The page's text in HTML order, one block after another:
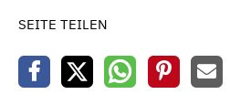
SEITE TEILEN